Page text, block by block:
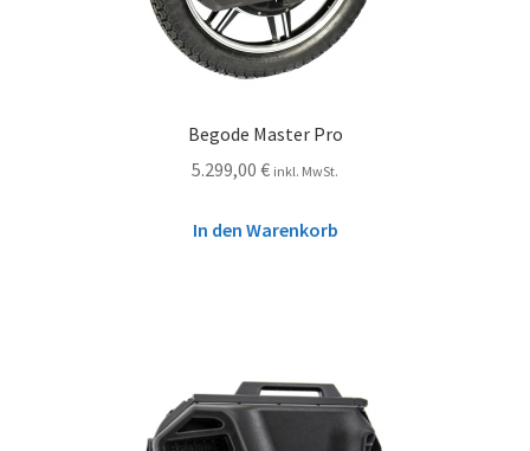
Begode Master Pro
5.299,00 € inkl. MwSt.
In den Warenkorb